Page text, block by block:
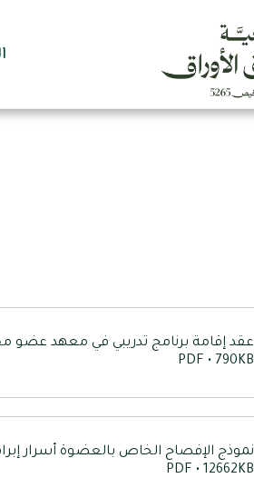
عقد إقامة برنامج تدريبي في معهد عضو
PDF • 790KB
نموذج الإفصاح الخاص بالعضوة أسرار
PDF • 12662KB